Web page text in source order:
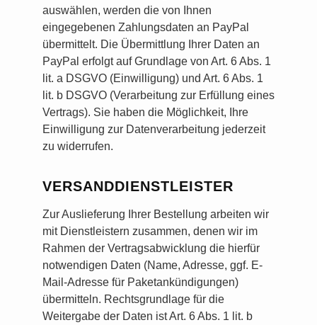
auswählen, werden die von Ihnen
eingegebenen Zahlungsdaten an PayPal
übermittelt. Die Übermittlung Ihrer Daten an
PayPal erfolgt auf Grundlage von Art. 6 Abs. 1
lit. a DSGVO (Einwilligung) und Art. 6 Abs. 1
lit. b DSGVO (Verarbeitung zur Erfüllung eines
Vertrags). Sie haben die Möglichkeit, Ihre
Einwilligung zur Datenverarbeitung jederzeit
zu widerrufen.
VERSANDDIENSTLEISTER
Zur Auslieferung Ihrer Bestellung arbeiten wir
mit Dienstleistern zusammen, denen wir im
Rahmen der Vertragsabwicklung die hierfür
notwendigen Daten (Name, Adresse, ggf. E-
Mail-Adresse für Paketankündigungen)
übermitteln. Rechtsgrundlage für die
Weitergabe der Daten ist Art. 6 Abs. 1 lit. b